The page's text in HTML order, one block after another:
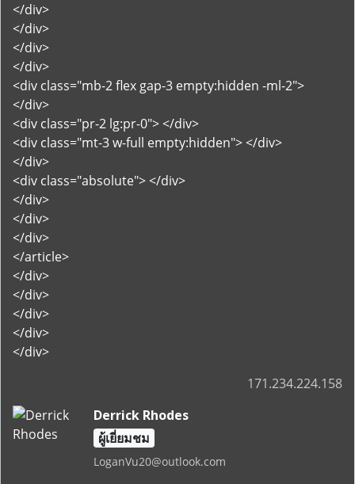
</div>
</div>
</div>
</div>
<div class="mb-2 flex gap-3 empty:hidden -ml-2">
</div>
<div class="pr-2 lg:pr-0"> </div>
<div class="mt-3 w-full empty:hidden"> </div>
</div>
<div class="absolute"> </div>
</div>
</div>
</div>
</article>
</div>
</div>
</div>
</div>
</div>
171.234.224.158
Derrick Rhodes
ผู้เยี่ยมชม
LoganVu20@outlook.com